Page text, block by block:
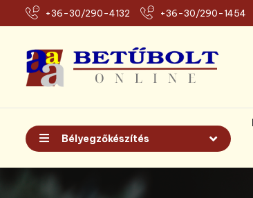
+36-30/290-4132 +36-30/290-1454
Bélyegzőkészítés